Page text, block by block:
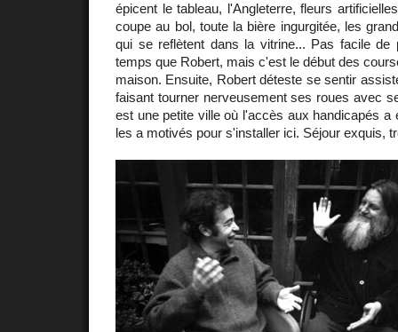
épicent le tableau, l'Angleterre, fleurs
coupe au bol, toute la bière ingurgitée, les
qui se reflètent dans la vitrine... Pas facile de
temps que Robert, mais c'est le début des
maison. Ensuite, Robert déteste se sentir
faisant tourner nerveusement ses roues avec
est une petite ville où l'accès aux handicapés a
les a motivés pour s'installer ici. Séjour exquis,